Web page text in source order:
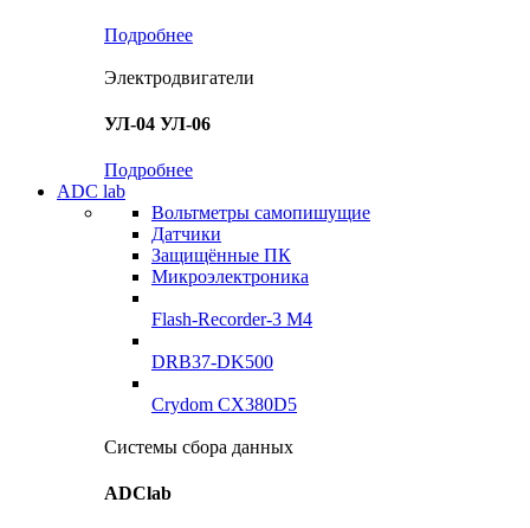
Подробнее
Электродвигатели
УЛ-04 УЛ-06
Подробнее
ADC lab
Вольтметры самопишущие
Датчики
Защищённые ПК
Микроэлектроника
Flash-Recorder-3 М4
DRB37-DK500
Crydom CX380D5
Системы сбора данных
ADClab